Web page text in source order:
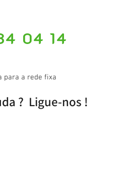
04 14
para a rede fixa
? Ligue-nos !